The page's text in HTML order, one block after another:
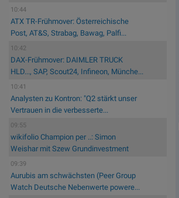
10:44
ATX TR-Frühmover: Österreichische
Post, AT&S, Strabag, Bawag, Palfi...
10:42
DAX-Frühmover: DAIMLER TRUCK
HLD..., SAP, Scout24, Infineon, Münche...
10:41
Analysten zu Kontron: "Q2 stärkt unser
Vertrauen in die verbesserte...
09:55
wikifolio Champion per ..: Simon
Weishar mit Szew Grundinvestment
09:39
Aurubis am schwächsten (Peer Group
Watch Deutsche Nebenwerte powere...